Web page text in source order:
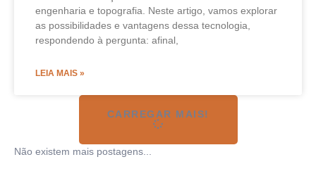
engenharia e topografia. Neste artigo, vamos explorar
as possibilidades e vantagens dessa tecnologia,
respondendo à pergunta: afinal,
LEIA MAIS »
CARREGAR MAIS!
Não existem mais postagens...